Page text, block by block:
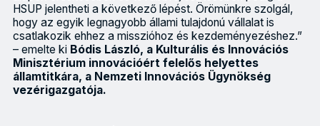
HSUP jelentheti a következő lépést. Örömünkre szolgál,
hogy az egyik legnagyobb állami tulajdonú vállalat is
csatlakozik ehhez a misszióhoz és kezdeményezéshez.”
– emelte ki Bódis László, a Kulturális és Innovációs
Minisztérium innovációért felelős helyettes
államtitkára, a Nemzeti Innovációs Ügynökség
vezérigazgatója.